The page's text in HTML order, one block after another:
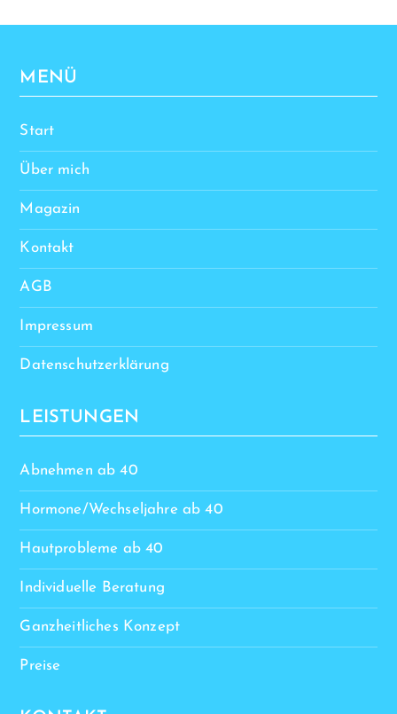
MENÜ
Start
Über mich
Magazin
Kontakt
AGB
Impressum
Datenschutzerklärung
LEISTUNGEN
Abnehmen ab 40
Hormone/Wechseljahre ab 40
Hautprobleme ab 40
Individuelle Beratung
Ganzheitliches Konzept
Preise